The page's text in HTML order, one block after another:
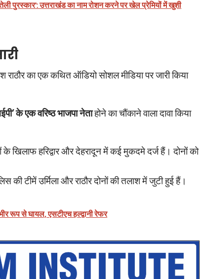
पुरस्कार': उत्तराखंड का नाम रोशन करने पर खेल प्रेमियों में खुशी
राठौर का एक कथित ऑडियो सोशल मीडिया पर जारी किया
के एक वरिष्ठ भाजपा नेताहोने का चौंकाने वाला दावा किया
के खिलाफ हरिद्वार और देहरादून में कई मुकदमे दर्ज हैं। दोनों को
की टीमें उर्मिला और राठौर दोनों की तलाश में जुटी हुई हैं।
रूप से घायल, एसटीएच हल्द्वानी रेफर